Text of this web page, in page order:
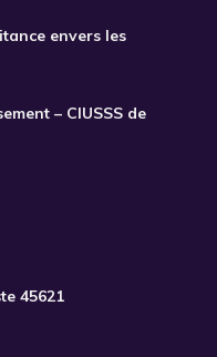
envers les
– CIUSSS de
45621